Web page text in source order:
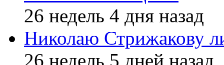
26 недель 4 дня назад
Николаю Стрижакову
26 недель 5 дней назад